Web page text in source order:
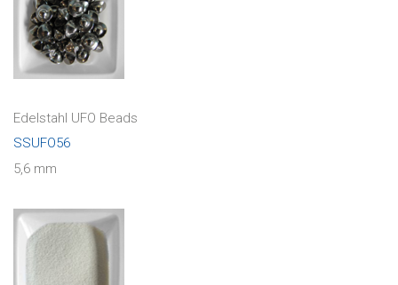
Edelstahl UFO Beads
SSUFO56
5,6 mm